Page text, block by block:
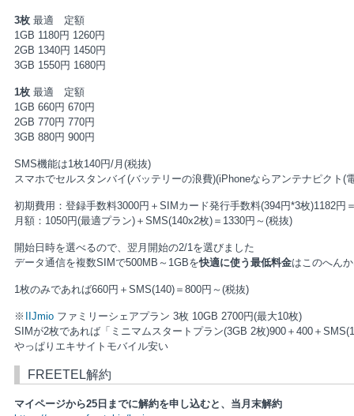
3枚 最適 定額
1GB 1180円 1260円
2GB 1340円 1450円
3GB 1550円 1680円
1枚 最適 定額
1GB 660円 670円
2GB 770円 770円
3GB 880円 900円
SMS機能は1枚140円/月(税抜)
スマホでセルスタンバイ(バッテリーの浪費)(iPhoneならアンテナピクト
初期費用：登録手数料3000円＋SIMカード発行手数料(394円*3枚)1182円
月額：1050円(最適プラン)＋SMS(140x2枚)＝1330円～(税抜)
開始日時を選べるので、翌月開始の2/1を選びました
データ通信を複数SIMで500MB～1GBを快適に使う最低料金はこのへん
1枚のみであれば660円＋SMS(140)＝800円～(税抜)
※ IIJmio ファミリーシェアプラン 3枚 10GB 2700円(最大10枚)
SIMが2枚であれば「ミニマムスタートプラン(3GB 2枚)900＋400＋
やっぱりエキサイトモバイル安い
FREETEL解約
マイページから25日までに解約を申し込むと、当月末解約